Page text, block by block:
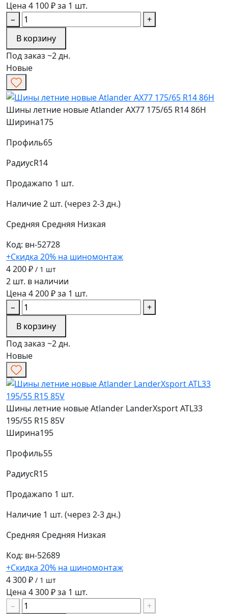
Цена 4 100 ₽ за 1 шт.
−
+
В корзину
Под заказ ~2 дн.
Новые
Шины летние новые Atlander AX77 175/65 R14 86H
Ширина175
Профиль65
РадиусR14
Продажапо 1 шт.
Наличие2 шт. (через 2-3 дн.)
Средняя Средняя Низкая
Код: вн-52728
+Скидка 20% на шиномонтаж
4 200 ₽ / 1 шт
2 шт. в наличии
Цена 4 200 ₽ за 1 шт.
−
+
В корзину
Под заказ ~2 дн.
Новые
Шины летние новые Atlander LanderXsport ATL33
195/55 R15 85V
Ширина195
Профиль55
РадиусR15
Продажапо 1 шт.
Наличие 1 шт. (через 2-3 дн.)
Средняя Средняя Низкая
Код: вн-52689
+Скидка 20% на шиномонтаж
4 300 ₽ / 1 шт
Цена 4 300 ₽ за 1 шт.
−
+